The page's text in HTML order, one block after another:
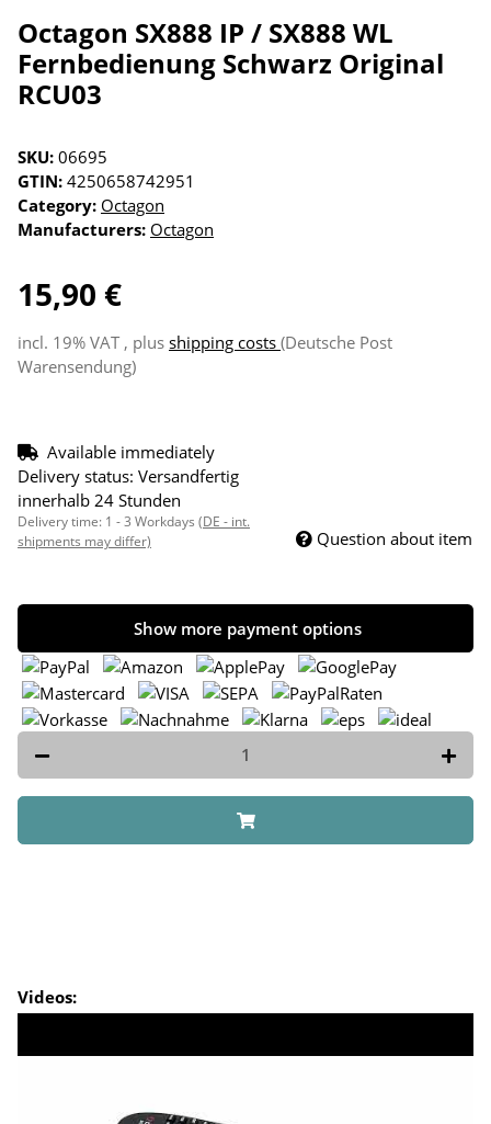
Octagon SX888 IP / SX888 WL
Fernbedienung Schwarz Original
RCU03
SKU: 06695
GTIN: 4250658742951
Category: Octagon
Manufacturers: Octagon
15,90 €
incl. 19% VAT , plus shipping costs (Deutsche Post
Warensendung)
Available immediately
Delivery status: Versandfertig
innerhalb 24 Stunden
Delivery time: 1 - 3 Workdays (DE - int.
shipments may differ)
Question about item
Show more payment options
Videos: